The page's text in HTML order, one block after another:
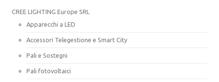
CREE LIGHTING Europe SRL
Apparecchi a LED
Accessori Telegestione e Smart City
Pali e Sostegni
Pali fotovoltaici